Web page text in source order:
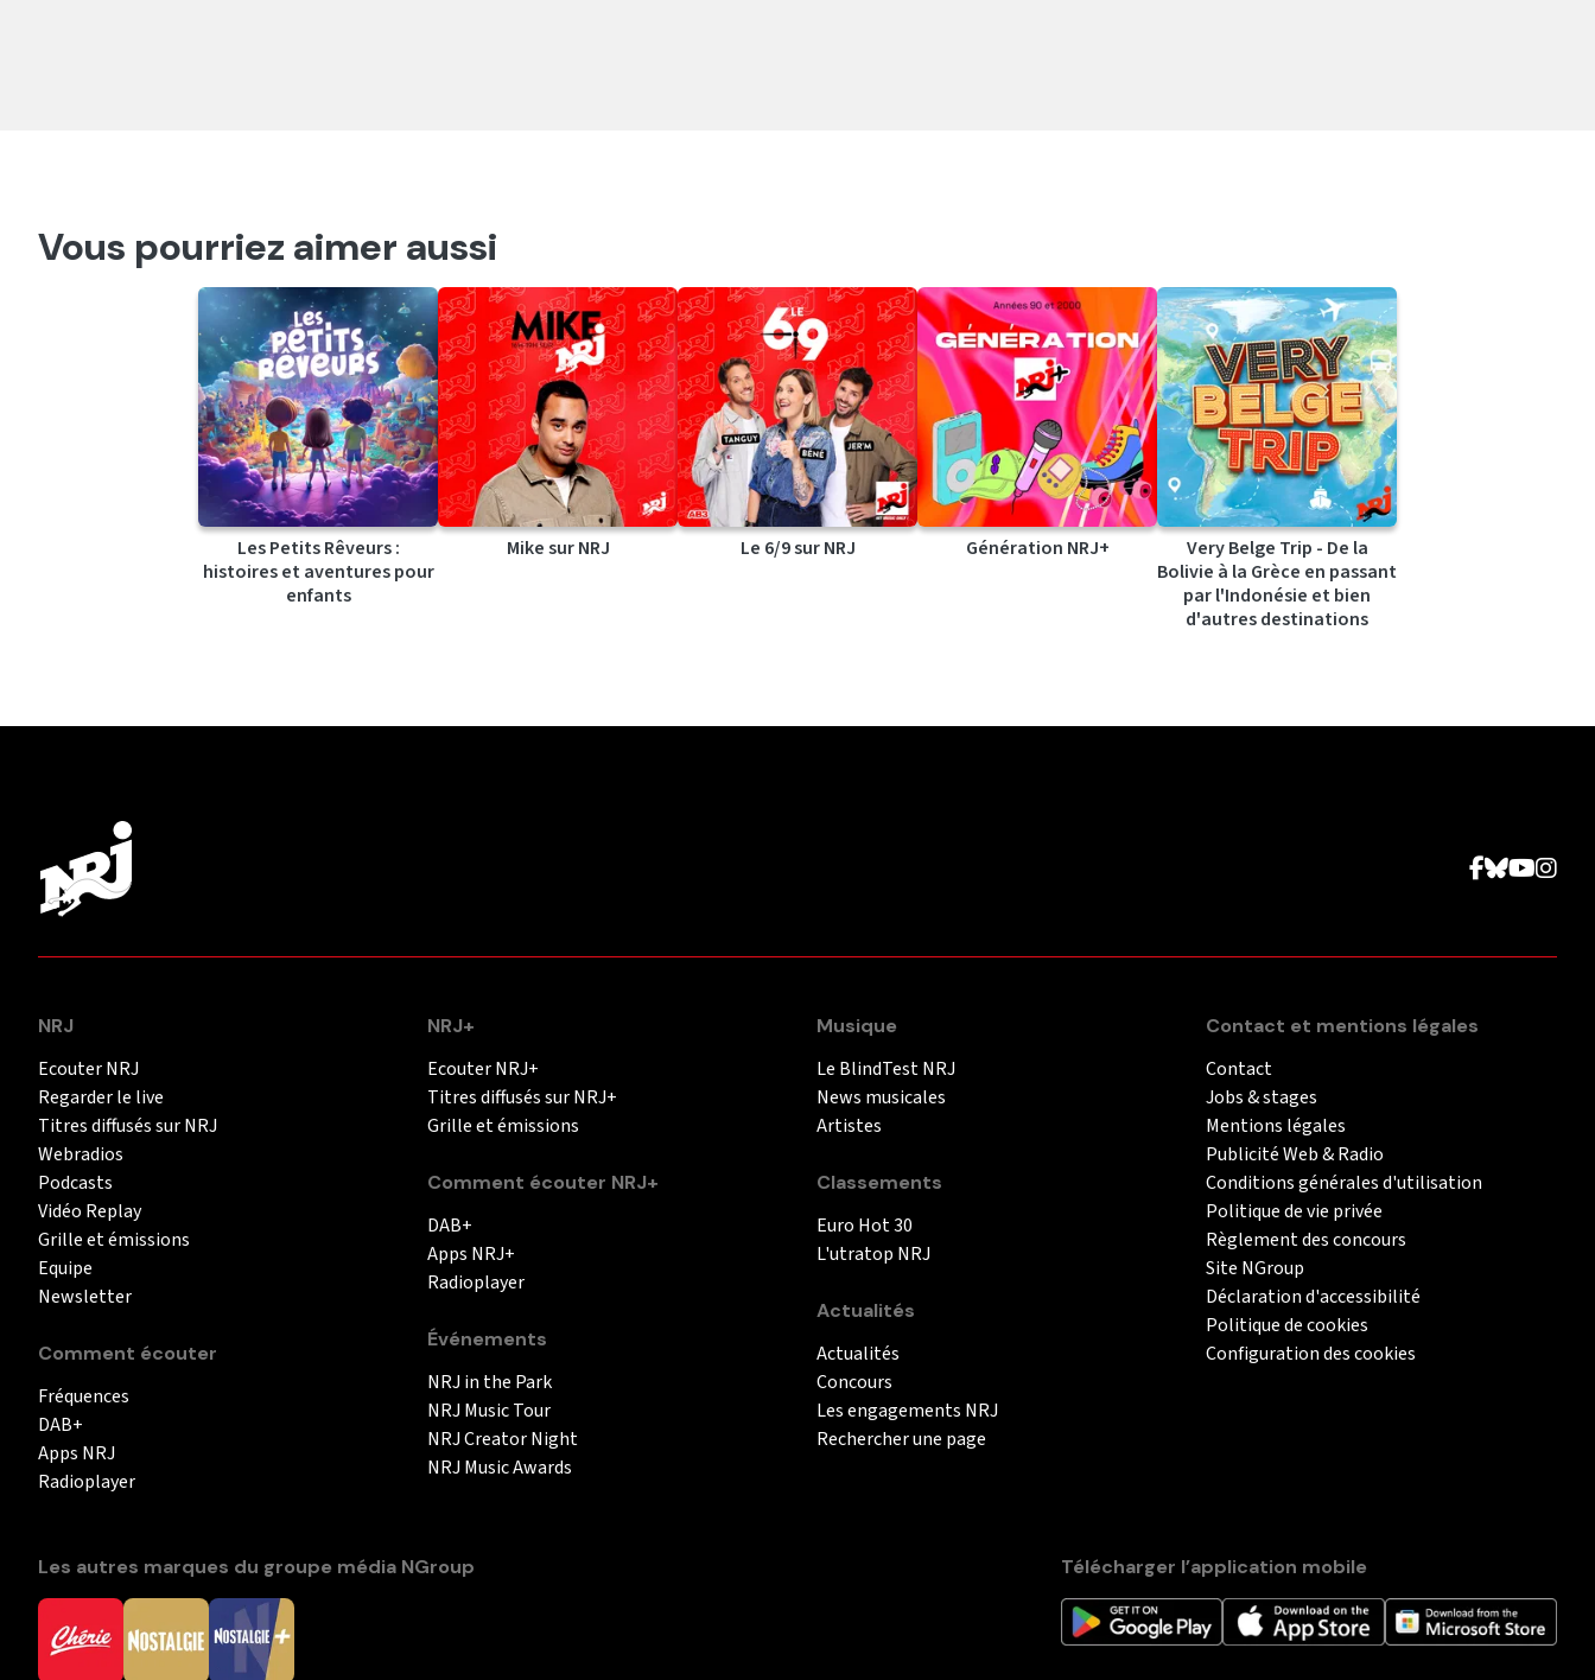
Vous pourriez aimer aussi
Les Petits Rêveurs :
histoires et aventures pour
enfants
Mike sur NRJ Le 6/9 sur NRJ Génération NRJ+
Very Belge Trip - De la
Bolivie à la Grèce en passant
par l'Indonésie et bien
d'autres destinations
NRJ
Ecouter NRJ
Regarder le live
Titres diffusés sur NRJ
Webradios
Podcasts
Vidéo Replay
Grille et émissions
Equipe
Newsletter
Comment écouter
Fréquences
DAB+
Apps NRJ
Radioplayer
NRJ+
Ecouter NRJ+
Titres diffusés sur NRJ+
Grille et émissions
Comment écouter NRJ+
DAB+
Apps NRJ+
Radioplayer
Événements
NRJ in the Park
NRJ Music Tour
NRJ Creator Night
NRJ Music Awards
Musique
Le BlindTest NRJ
News musicales
Artistes
Classements
Euro Hot 30
L'utratop NRJ
Actualités
Actualités
Concours
Les engagements NRJ
Rechercher une page
Contact et mentions légales
Contact
Jobs & stages
Mentions légales
Publicité Web & Radio
Conditions générales d'utilisation
Politique de vie privée
Règlement des concours
Site NGroup
Déclaration d'accessibilité
Politique de cookies
Configuration des cookies
Les autres marques du groupe média NGroup Télécharger l’application mobile